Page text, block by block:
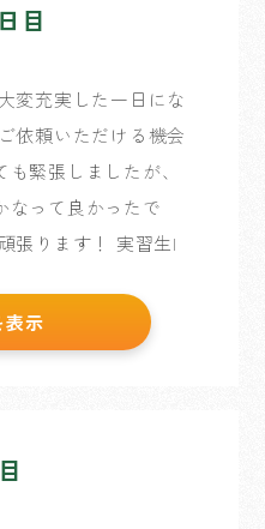
目
変充実した一日にな
依頼いただける機会
緊張しましたが、
なって良かったで
張ります！ 実習生I
表示